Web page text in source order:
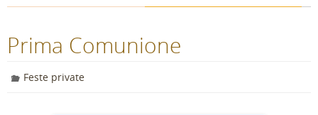
Prima Comunione
Feste private